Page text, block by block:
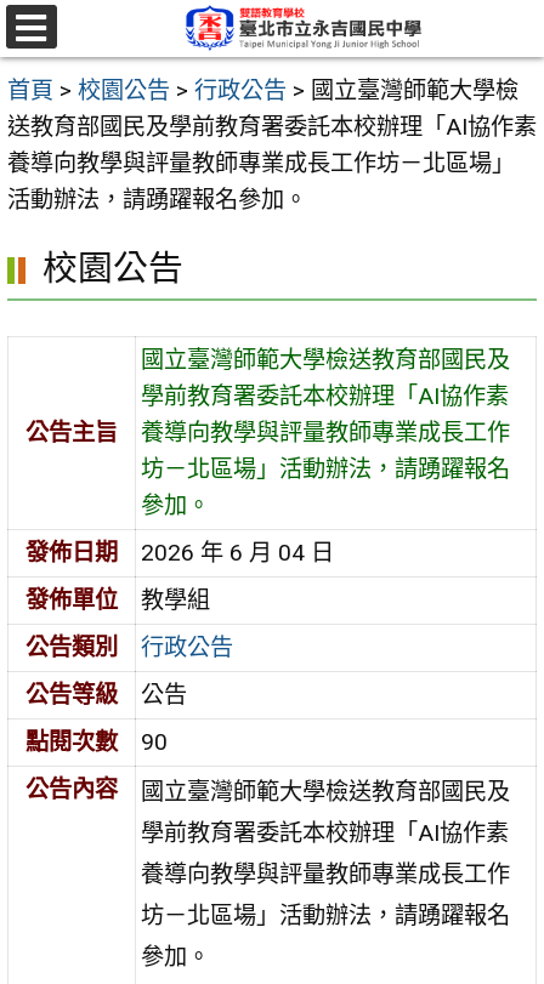
跳
至
主
要
內
容
選
單
首頁 > 校園公告 > 行政公告 > 國立臺灣師範大學檢
送教育部國民及學前教育署委託本校辦理「AI協作素
養導向教學與評量教師專業成長工作坊－北區場」
活動辦法，請踴躍報名參加。
校園公告
公告主旨
國立臺灣師範大學檢送教育部國民及
學前教育署委託本校辦理「AI協作素
養導向教學與評量教師專業成長工作
坊－北區場」活動辦法，請踴躍報名
參加。
發佈日期
2026 年 6 月 04 日
發佈單位
教學組
公告類別
行政公告
公告等級
公告
點閱次數
90
公告內容
國立臺灣師範大學檢送教育部國民及
學前教育署委託本校辦理「AI協作素
養導向教學與評量教師專業成長工作
坊－北區場」活動辦法，請踴躍報名
參加。